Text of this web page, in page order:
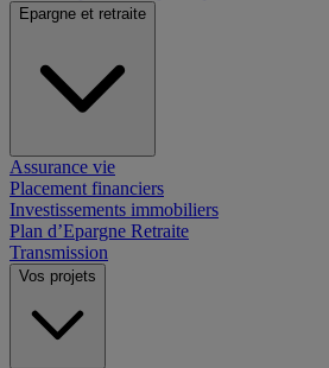
Epargne et retraite
Assurance vie
Placement financiers
Investissements immobiliers
Plan d’Epargne Retraite
Transmission
Vos projets